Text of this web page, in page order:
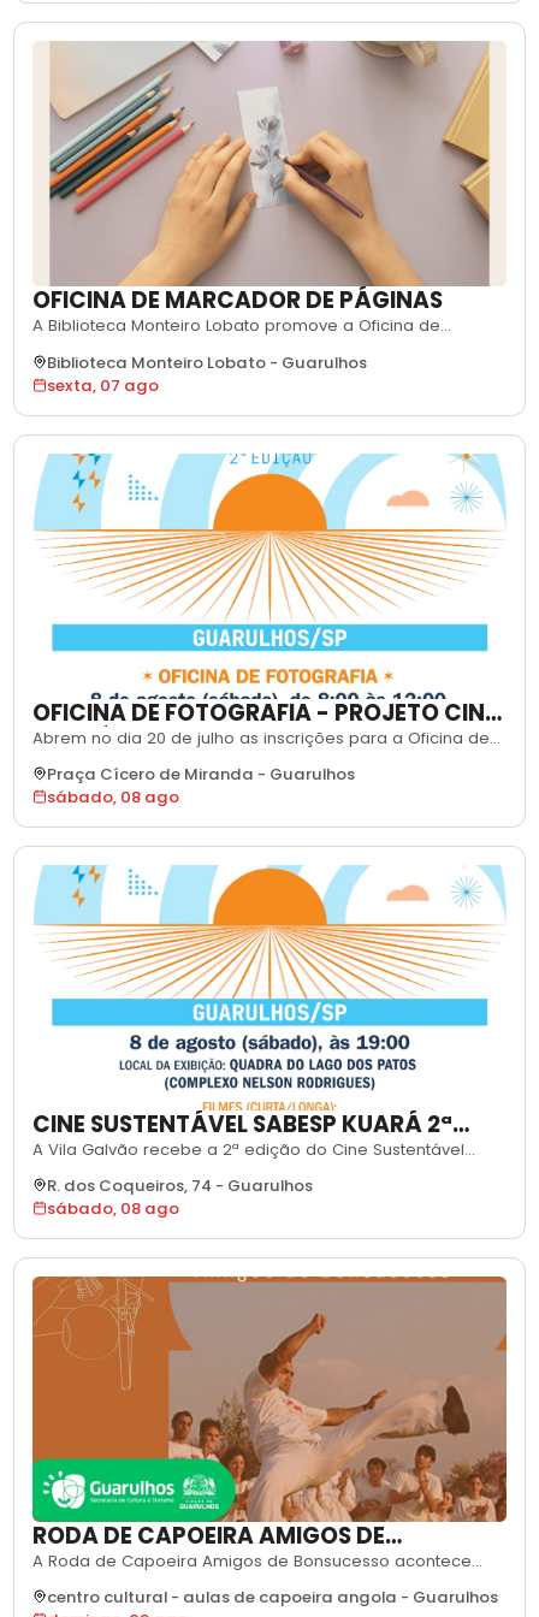
bibliotecas. A proposta é aberta ao público a partir de 10
anos e conta com mediação, sendo in
OFICINA DE MARCADOR DE PÁGINAS
A Biblioteca Monteiro Lobato promove a Oficina de
comemoração ao Dia dos Pais. Os participantes vão
confeccionar marcadores personalizados para
presentear, unindo o incentivo à leitura ao trabalho
manual e à criatividade. Voltada a participantes a partir
de
Biblioteca Monteiro Lobato - Guarulhos
sexta, 07 ago
OFICINA DE FOTOGRAFIA - PROJETO CINE
KUARÁ
Abrem no dia 20 de julho as inscrições para a Oficina de
Kuará. A atividade acontece no sábado, dia 8 de agosto,
das 8h às 12h, no Centro Permanente de Exposições
Professor José Ismael. A oficina é gratuita, oferece
certificado de participação e n
Praça Cícero de Miranda - Guarulhos
sábado, 08 ago
CINE SUSTENTÁVEL SABESP KUARÁ 2ª
EDIÇÃO
A Vila Galvão recebe a 2ª edição do Cine Sustentável
distribuição de pipoca e conteúdo com acessibilidade. A
programação começa com a exibição do curta
guarulhense "Contando Aviões", filme que retrata histórias
ambientadas nas proximidades do
R. dos Coqueiros, 74 - Guarulhos
sábado, 08 ago
RODA DE CAPOEIRA AMIGOS DE
BONSUCESSO
A Roda de Capoeira Amigos de Bonsucesso acontece
neste domingo, dia 9 de agosto, no Centro de Cultura
Popular da Carpição, na Praça Nossa Senhora do
centro cultural - aulas de capoeira angola - Guarulhos